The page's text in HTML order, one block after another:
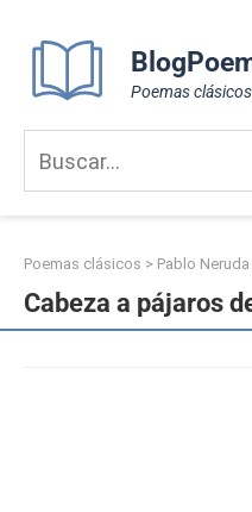
content
Poemas clásicos
Poemas clásicos > Pablo
Cabeza a pájaros